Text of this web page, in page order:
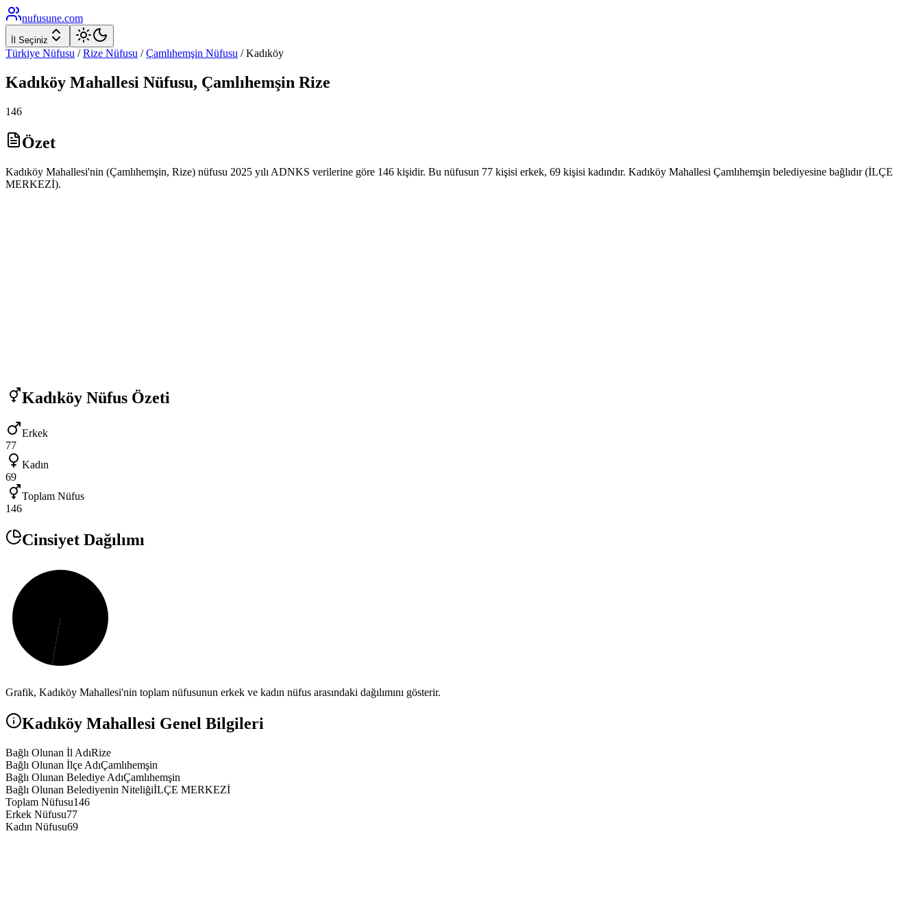
nufusune.com
İl Seçiniz
Türkiye Nüfusu / Rize Nüfusu / Çamlıhemşin Nüfusu /Kadıköy
Kadıköy Mahallesi Nüfusu, Çamlıhemşin Rize
146
Özet
Kadıköy Mahallesi'nin (Çamlıhemşin, Rize) nüfusu 2025 yılı ADNKS verilerine göre 146 kişidir. Bu nüfusun 77 kişisi erkek, 69 kişisi kadındır. Kadıköy Mahallesi Çamlıhemşin belediyesine bağlıdır (İLÇE
MERKEZİ).
Kadıköy Nüfus Özeti
Erkek
77
Kadın
69
Toplam Nüfus
146
Cinsiyet Dağılımı
Grafik, Kadıköy Mahallesi'nin toplam nüfusunun erkek ve kadın nüfus arasındaki dağılımını gösterir.
Kadıköy Mahallesi Genel Bilgileri
Bağlı Olunan İl AdıRize
Bağlı Olunan İlçe AdıÇamlıhemşin
Bağlı Olunan Belediye AdıÇamlıhemşin
Bağlı Olunan Belediyenin NiteliğiİLÇE MERKEZİ
Toplam Nüfusu146
Erkek Nüfusu77
Kadın Nüfusu69